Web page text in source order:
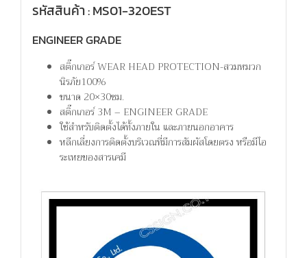
รหัสสินค้า : MS01-320EST
ENGINEER GRADE
สติ๊กเกอร์ WEAR HEAD PROTECTION-สวมหมวก
นิรภัย100%
ขนาด 20×30ซม.
สติ๊กเกอร์ 3M – ENGINEER GRADE
ใช้สำหรับติดตั้งได้ทั้งภายใน และภายนอกอาคาร
หลีกเลี่ยงการติดตั้งบริเวณที่มีการสัมผัสโดยตรง หรือมีไอ
ระเหยของสารเคมี